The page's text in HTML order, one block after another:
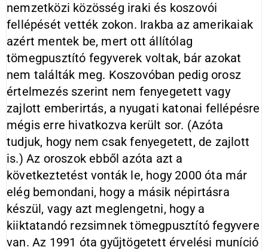
nemzetközi közösség iraki és koszovói
fellépését vették zokon. Irakba az amerikaiak
azért mentek be, mert ott állítólag
tömegpusztító fegyverek voltak, bár azokat
nem találták meg. Koszovóban pedig orosz
értelmezés szerint nem fenyegetett vagy
zajlott emberirtás, a nyugati katonai fellépésre
mégis erre hivatkozva került sor. (Azóta
tudjuk, hogy nem csak fenyegetett, de zajlott
is.) Az oroszok ebből azóta azt a
következtetést vonták le, hogy 2000 óta már
elég bemondani, hogy a másik népirtásra
készül, vagy azt meglengetni, hogy a
kiiktatandó rezsimnek tömegpusztító fegyvere
van. Az 1991 óta gyűjtögetett érvelési muníció